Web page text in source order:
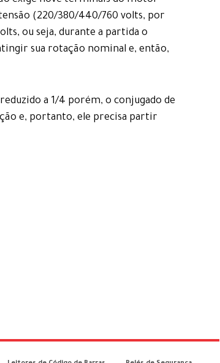
(220/380/440/760 volts, por
ou seja, durante a partida o
sua rotação nominal e, então,
a 1/4 porém, o conjugado de
e, portanto, ele precisa partir